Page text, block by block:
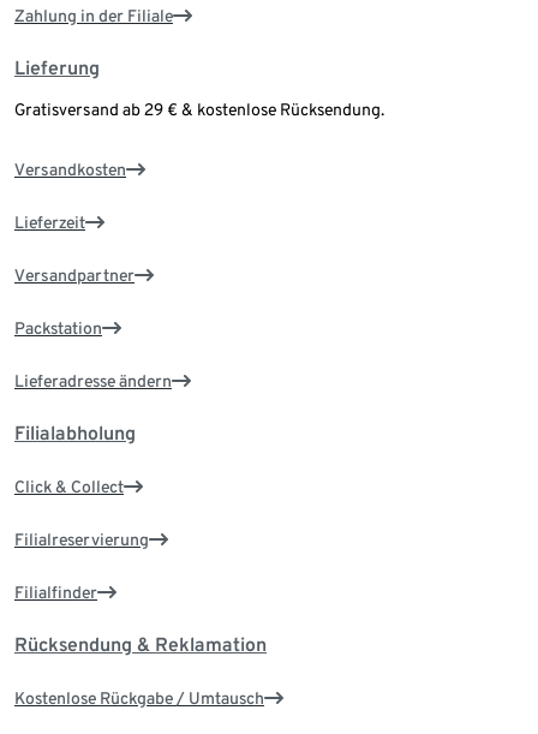
Zahlung in der Filiale
Lieferung
Gratisversand ab 29 € & kostenlose Rücksendung.
Versandkosten
Lieferzeit
Versandpartner
Packstation
Lieferadresse ändern
Filialabholung
Click & Collect
Filialreservierung
Filialfinder
Rücksendung & Reklamation
Kostenlose Rückgabe / Umtausch